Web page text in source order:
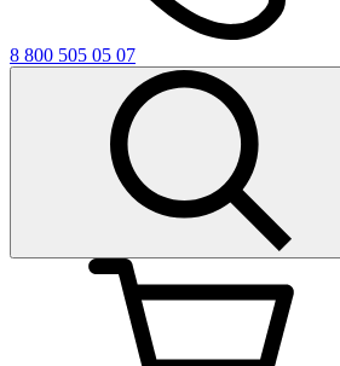
8 800 505 05 07